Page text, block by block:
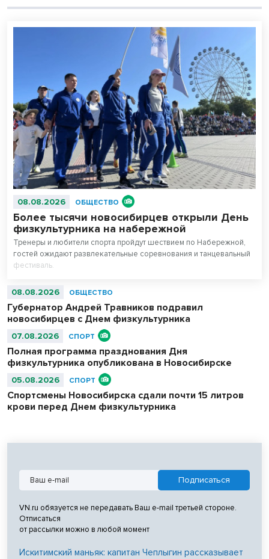
08.08.2026 ОБЩЕСТВО
Более тысячи новосибирцев открыли День
физкультурника на набережной
Тренеры и любители спорта пройдут шествием по Набережной,
гостей ожидают развлекательные соревнования и танцевальный
фестиваль.
08.08.2026 ОБЩЕСТВО
Губернатор Андрей Травников подравил
новосибирцев с Днем физкультурника
07.08.2026 СПОРТ
Полная программа празднования Дня
физкультурника опубликована в Новосибирске
05.08.2026 СПОРТ
Спортсмены Новосибирска сдали почти 15 литров
крови перед Днем физкультурника
VN.ru обязуется не передавать Ваш e-mail третьей стороне.
Отписаться
от рассылки можно в любой момент
Искитимский маньяк: капитан Чеплыгин рассказывает